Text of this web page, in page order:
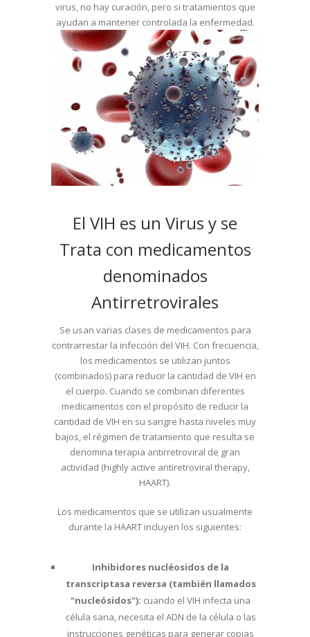
virus, no hay curación, pero si tratamientos que
ayudan a mantener controlada la enfermedad.
El VIH es un Virus y se
Trata con medicamentos
denominados
Antirretrovirales
Se usan varias clases de medicamentos para
contrarrestar la infección del VIH. Con frecuencia,
los medicamentos se utilizan juntos
(combinados) para reducir la cantidad de VIH en
el cuerpo. Cuando se combinan diferentes
medicamentos con el propósito de reducir la
cantidad de VIH en su sangre hasta niveles muy
bajos, el régimen de tratamiento que resulta se
denomina terapia antirretroviral de gran
actividad (highly active antiretroviral therapy,
HAART).
Los medicamentos que se utilizan usualmente
durante la HAART incluyen los siguientes:
Inhibidores nucléosidos de la
transcriptasa reversa (también llamados
"nucleósidos"): cuando el VIH infecta una
célula sana, necesita el ADN de la célula o las
instrucciones genéticas para generar copias